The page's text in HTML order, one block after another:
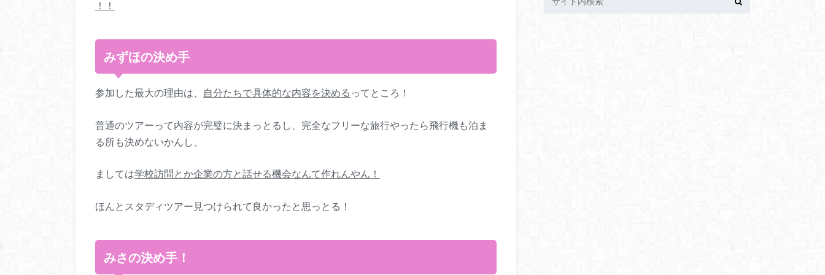
！！
みずほの決め手
参加した最大の理由は、 自分たちで具体的な内容を決める ってところ！
普通のツアーって内容が完璧に決まっとるし、完全なフリーな旅行やったら飛行機も泊ま
る所も決めないかんし、
ましては学校訪問とか企業の方と話せる機会なんて作れんやん！
ほんとスタディツアー見つけられて良かったと思っとる！
みさの決め手！